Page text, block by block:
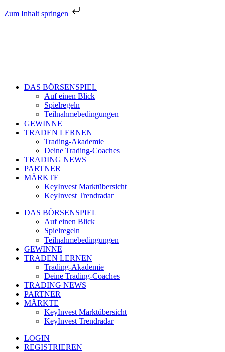
Zum Inhalt springen
DAS BÖRSENSPIEL
Auf einen Blick
Spielregeln
Teilnahmebedingungen
GEWINNE
TRADEN LERNEN
Trading-Akademie
Deine Trading-Coaches
TRADING NEWS
PARTNER
MÄRKTE
KeyInvest Marktübersicht
KeyInvest Trendradar
DAS BÖRSENSPIEL
Auf einen Blick
Spielregeln
Teilnahmebedingungen
GEWINNE
TRADEN LERNEN
Trading-Akademie
Deine Trading-Coaches
TRADING NEWS
PARTNER
MÄRKTE
KeyInvest Marktübersicht
KeyInvest Trendradar
LOGIN
REGISTRIEREN